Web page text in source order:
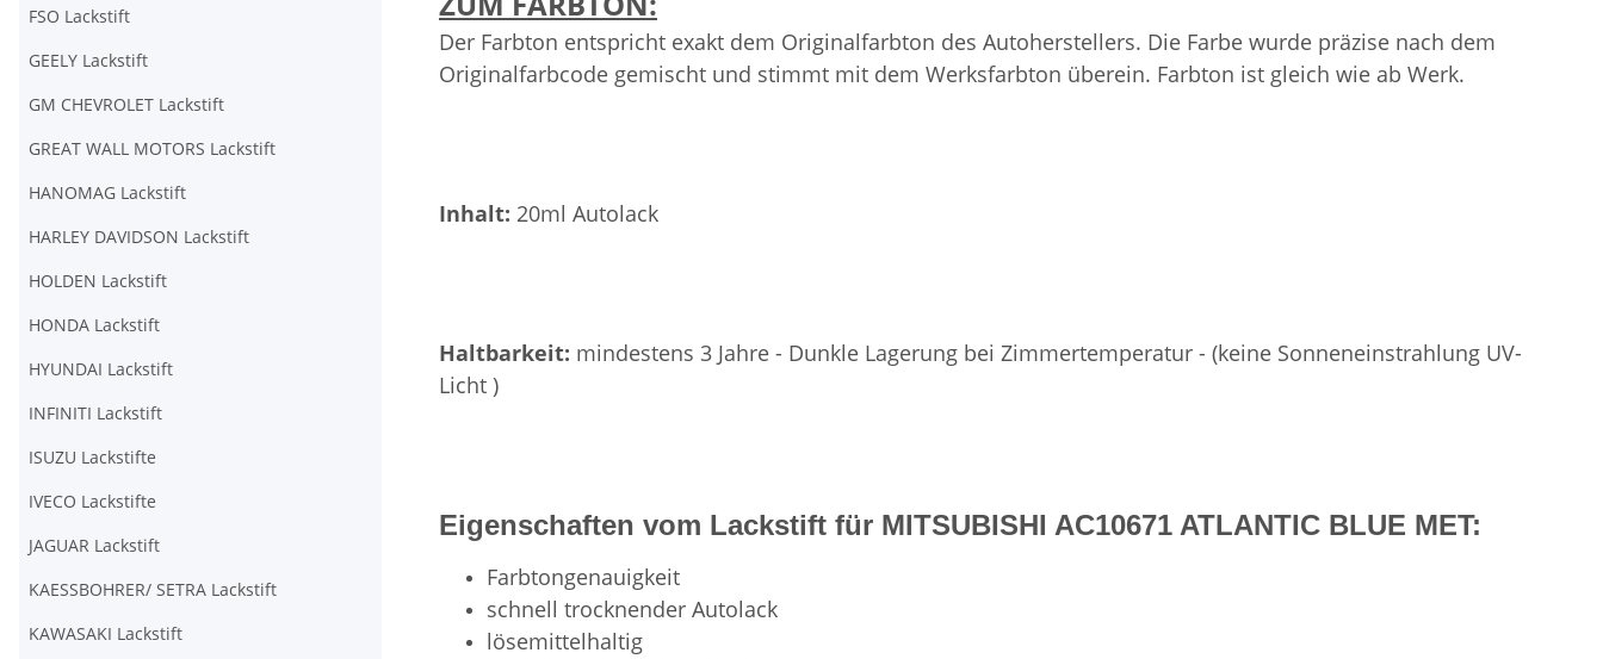
Der Farbton entspricht exakt dem Originalfarbton des Autoherstellers. Die Farbe wurde präzise nach dem
Originalfarbcode gemischt und stimmt mit dem Werksfarbton überein. Farbton ist gleich wie ab Werk.
Inhalt: 20ml Autolack
Haltbarkeit: mindestens 3 Jahre - Dunkle Lagerung bei Zimmertemperatur - (keine Sonneneinstrahlung UV-
Licht )
Eigenschaften vom Lackstift für MITSUBISHI AC10671 ATLANTIC BLUE MET:
Farbtongenauigkeit
schnell trocknender Autolack
lösemittelhaltig
FSO Lackstift
GEELY Lackstift
GM CHEVROLET Lackstift
GREAT WALL MOTORS Lackstift
HANOMAG Lackstift
HARLEY DAVIDSON Lackstift
HOLDEN Lackstift
HONDA Lackstift
HYUNDAI Lackstift
INFINITI Lackstift
ISUZU Lackstifte
IVECO Lackstifte
JAGUAR Lackstift
KAESSBOHRER/ SETRA Lackstift
KAWASAKI Lackstift